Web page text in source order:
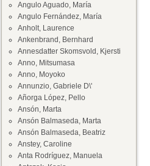
Angulo Aguado, María
Angulo Fernández, María
Anholt, Laurence
Ankenbrand, Bernhard
Annesdatter Skomsvold, Kjersti
Anno, Mitsumasa
Anno, Moyoko
Annunzio, Gabriele D\'
Añorga López, Pello
Ansón, Marta
Ansón Balmaseda, Marta
Ansón Balmaseda, Beatriz
Anstey, Caroline
Anta Rodríguez, Manuela